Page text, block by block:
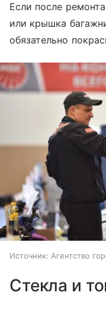
Если после
или крышка
обязательно
Источник: Агентство
Стекла и